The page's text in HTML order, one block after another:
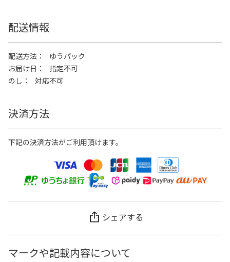
配送情報
配送方法
ゆうパック
お届け日
指定不可
のし
対応不可
決済方法
下記の決済方法がご利用頂けます。
シェアする
マークや記載内容について